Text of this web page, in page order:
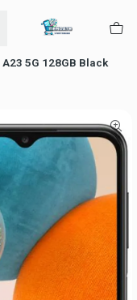
+56954787534
5G 128GB Black